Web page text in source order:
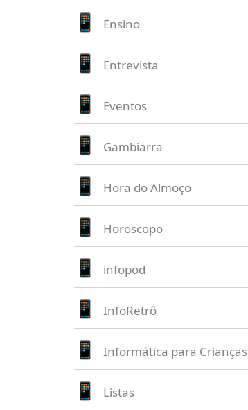
Ensino
Entrevista
Eventos
Gambiarra
Hora do Almoço
Horoscopo
infopod
InfoRetrô
Informática para Crianças
Listas